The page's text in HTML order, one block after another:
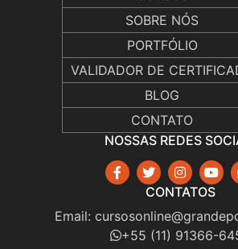
SOBRE NÓS
PORTFÓLIO
VALIDADOR DE
BLOG
CONTATO
NOSSAS REDES
CONTATOS
Email:
+55 (11) 91366-